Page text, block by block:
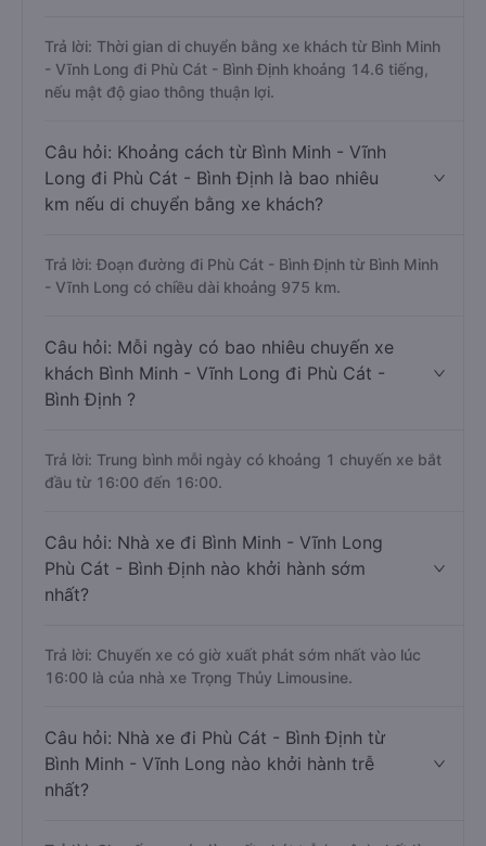
Trả lời: Thời gian di chuyển bằng xe khách từ Bình Minh
- Vĩnh Long đi Phù Cát - Bình Định khoảng 14.6 tiếng,
nếu mật độ giao thông thuận lợi.
Câu hỏi: Khoảng cách từ Bình Minh - Vĩnh
Long đi Phù Cát - Bình Định là bao nhiêu
km nếu di chuyển bằng xe khách?
Trả lời: Đoạn đường đi Phù Cát - Bình Định từ Bình Minh
- Vĩnh Long có chiều dài khoảng 975 km.
Câu hỏi: Mỗi ngày có bao nhiêu chuyến xe
khách Bình Minh - Vĩnh Long đi Phù Cát -
Bình Định ?
Trả lời: Trung bình mỗi ngày có khoảng 1 chuyến xe bắt
đầu từ 16:00 đến 16:00.
Câu hỏi: Nhà xe đi Bình Minh - Vĩnh Long
Phù Cát - Bình Định nào khởi hành sớm
nhất?
Trả lời: Chuyến xe có giờ xuất phát sớm nhất vào lúc
16:00 là của nhà xe Trọng Thủy Limousine.
Câu hỏi: Nhà xe đi Phù Cát - Bình Định từ
Bình Minh - Vĩnh Long nào khởi hành trễ
nhất?